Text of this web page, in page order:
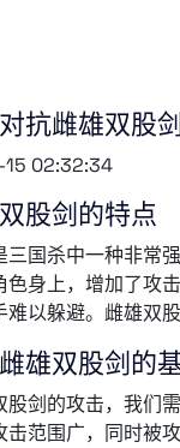
抗雌雄双股
02:32:34
股剑的特点
三国杀中一种非常
色身上，增加了攻
难以躲避。雌雄双
雄双股剑的
股剑的攻击，我们
击范围广，同时被